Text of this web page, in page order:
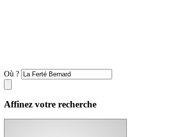
Où ?
Affinez votre recherche